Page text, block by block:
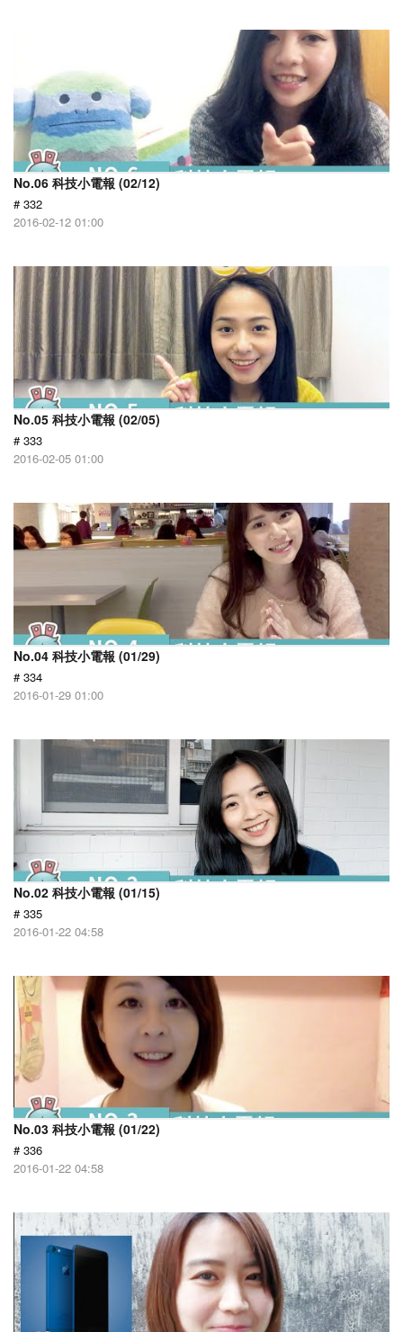
No.06 科技小電報 (02/12)
# 332
2016-02-12 01:00
No.05 科技小電報 (02/05)
# 333
2016-02-05 01:00
No.04 科技小電報 (01/29)
# 334
2016-01-29 01:00
No.02 科技小電報 (01/15)
# 335
2016-01-22 04:58
No.03 科技小電報 (01/22)
# 336
2016-01-22 04:58